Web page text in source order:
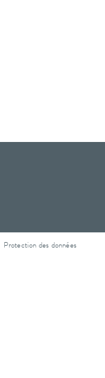
Protection des données